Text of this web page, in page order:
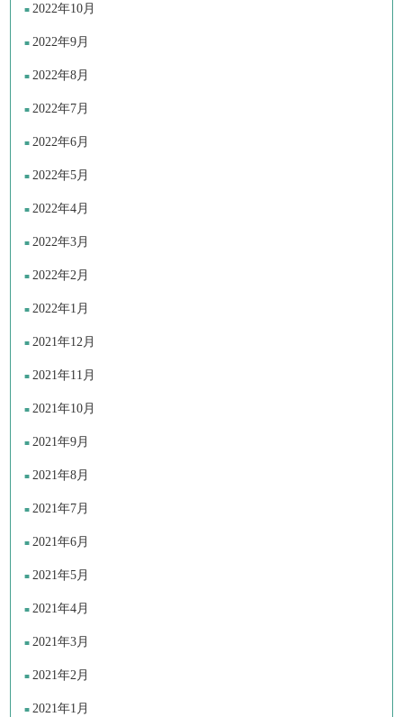
2022年10月
2022年9月
2022年8月
2022年7月
2022年6月
2022年5月
2022年4月
2022年3月
2022年2月
2022年1月
2021年12月
2021年11月
2021年10月
2021年9月
2021年8月
2021年7月
2021年6月
2021年5月
2021年4月
2021年3月
2021年2月
2021年1月